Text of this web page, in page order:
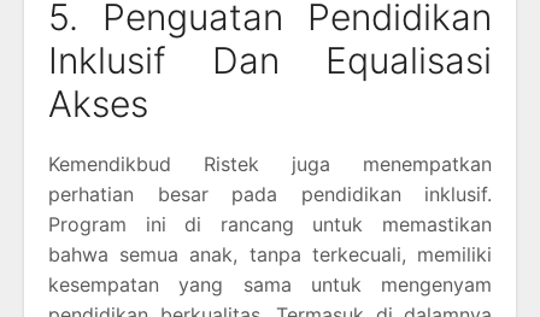
5. Penguatan Pendidikan
Inklusif Dan Equalisasi
Akses
Kemendikbud Ristek juga menempatkan
perhatian besar pada pendidikan inklusif.
Program ini di rancang untuk memastikan
bahwa semua anak, tanpa terkecuali, memiliki
kesempatan yang sama untuk mengenyam